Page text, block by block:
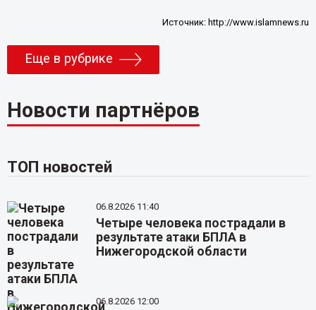
Источник: http://www.islamnews.ru
Еще в рубрике
Новости партнёров
ТОП новостей
06.8.2026 11:40
Четыре человека пострадали в
результате атаки БПЛА в
Нижегородской области
06.8.2026 12:00